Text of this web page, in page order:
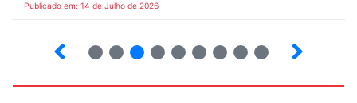
Publicado em: 14 de Julho de 2026